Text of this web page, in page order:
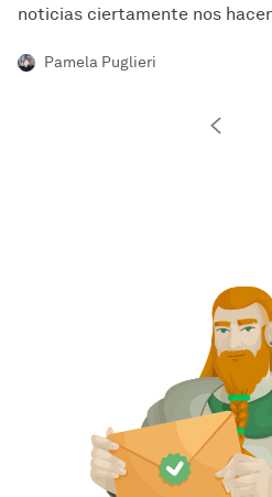
noticias ciertamente nos
Pamela Puglieri